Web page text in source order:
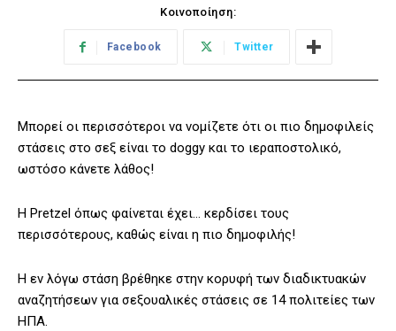
Κοινοποίηση:
Facebook Twitter
Μπορεί οι περισσότεροι να νομίζετε ότι οι πιο δημοφιλείς
στάσεις στο σεξ είναι το doggy και το ιεραποστολικό,
ωστόσο κάνετε λάθος!
Η Pretzel όπως φαίνεται έχει… κερδίσει τους
περισσότερους, καθώς είναι η πιο δημοφιλής!
Η εν λόγω στάση βρέθηκε στην κορυφή των διαδικτυακών
αναζητήσεων για σεξουαλικές στάσεις σε 14 πολιτείες των
ΗΠΑ.